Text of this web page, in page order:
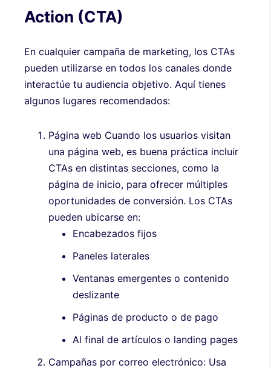
Action (CTA)
En cualquier campaña de marketing, los CTAs
pueden utilizarse en todos los canales donde
interactúe tu audiencia objetivo. Aquí tienes
algunos lugares recomendados:
Página web Cuando los usuarios visitan
una página web, es buena práctica incluir
CTAs en distintas secciones, como la
página de inicio, para ofrecer múltiples
oportunidades de conversión. Los CTAs
pueden ubicarse en:
Encabezados fijos
Paneles laterales
Ventanas emergentes o contenido
deslizante
Páginas de producto o de pago
Al final de artículos o landing pages
Campañas por correo electrónico: Usa